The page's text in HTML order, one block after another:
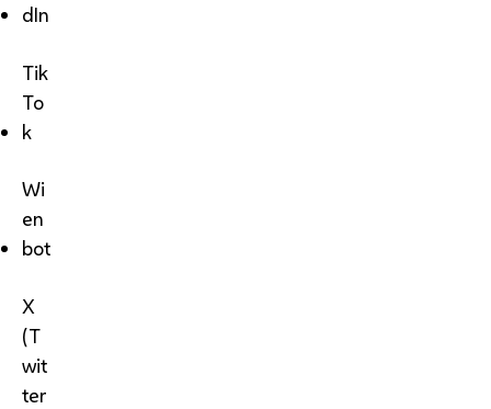
dIn
Tik
To
k
Wi
en
bot
X
(T
wit
ter